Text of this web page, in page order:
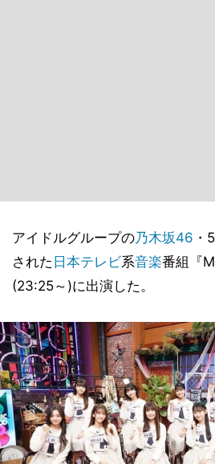
アイドルグループの乃木坂46 ・
された 日本テレビ系音楽番組『
(23:25～)に出演した。